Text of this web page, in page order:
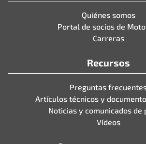
Quiénes somos
Portal de socios de
Carreras
Recursos
Preguntas
Artículos técnicos y
Noticias y comunicados de
Vídeos